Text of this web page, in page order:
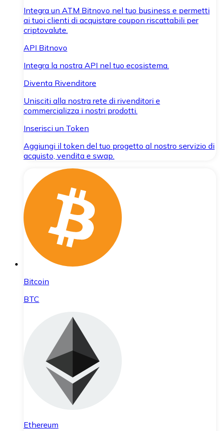
Integra un ATM Bitnovo nel tuo business e permetti
ai tuoi clienti di acquistare coupon riscattabili per
criptovalute.
API Bitnovo
Integra la nostra API nel tuo ecosistema.
Diventa Rivenditore
Unisciti alla nostra rete di rivenditori e
commercializza i nostri prodotti.
Inserisci un Token
Aggiungi il token del tuo progetto al nostro servizio di
acquisto, vendita e swap.
Bitcoin
BTC
Ethereum